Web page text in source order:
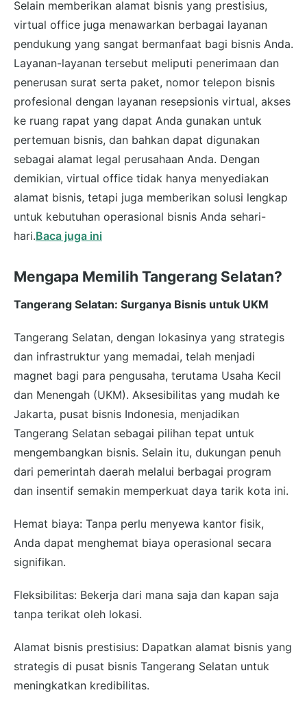
Selain memberikan alamat bisnis yang prestisius,
virtual office juga menawarkan berbagai layanan
pendukung yang sangat bermanfaat bagi bisnis Anda.
Layanan-layanan tersebut meliputi penerimaan dan
penerusan surat serta paket, nomor telepon bisnis
profesional dengan layanan resepsionis virtual, akses
ke ruang rapat yang dapat Anda gunakan untuk
pertemuan bisnis, dan bahkan dapat digunakan
sebagai alamat legal perusahaan Anda. Dengan
demikian, virtual office tidak hanya menyediakan
alamat bisnis, tetapi juga memberikan solusi lengkap
untuk kebutuhan operasional bisnis Anda sehari-
hari.Baca juga ini
Mengapa Memilih Tangerang Selatan?
Tangerang Selatan: Surganya Bisnis untuk UKM
Tangerang Selatan, dengan lokasinya yang strategis
dan infrastruktur yang memadai, telah menjadi
magnet bagi para pengusaha, terutama Usaha Kecil
dan Menengah (UKM). Aksesibilitas yang mudah ke
Jakarta, pusat bisnis Indonesia, menjadikan
Tangerang Selatan sebagai pilihan tepat untuk
mengembangkan bisnis. Selain itu, dukungan penuh
dari pemerintah daerah melalui berbagai program
dan insentif semakin memperkuat daya tarik kota ini.
Hemat biaya: Tanpa perlu menyewa kantor fisik,
Anda dapat menghemat biaya operasional secara
signifikan.
Fleksibilitas: Bekerja dari mana saja dan kapan saja
tanpa terikat oleh lokasi.
Alamat bisnis prestisius: Dapatkan alamat bisnis yang
strategis di pusat bisnis Tangerang Selatan untuk
meningkatkan kredibilitas.